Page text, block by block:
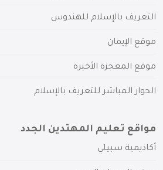
التعريف بالإسلام للهندوس
موقع الإيمان
موقع المعجزة الأخيرة
الحوار المباشر للتعريف بالإسلام
مواقع تعليم المهتدين الجدد
أكاديمية سبيلي